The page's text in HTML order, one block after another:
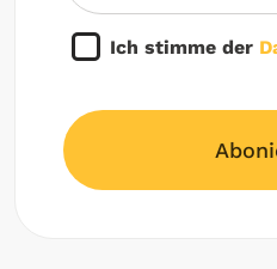
Ich stimme der